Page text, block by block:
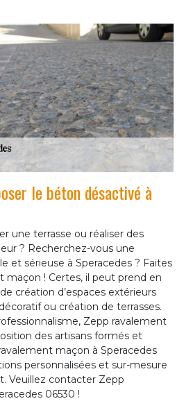
le béton désactivé à
une terrasse ou réaliser des
? Recherchez-vous une
et sérieuse à Speracedes ? Faites
maçon ! Certes, il peut prend en
création d’espaces extérieurs
ou création de terrasses.
Zepp ravalement
des artisans formés et
maçon à Speracedes
personnalisées et sur-mesure
Veuillez contacter Zepp
06530 !